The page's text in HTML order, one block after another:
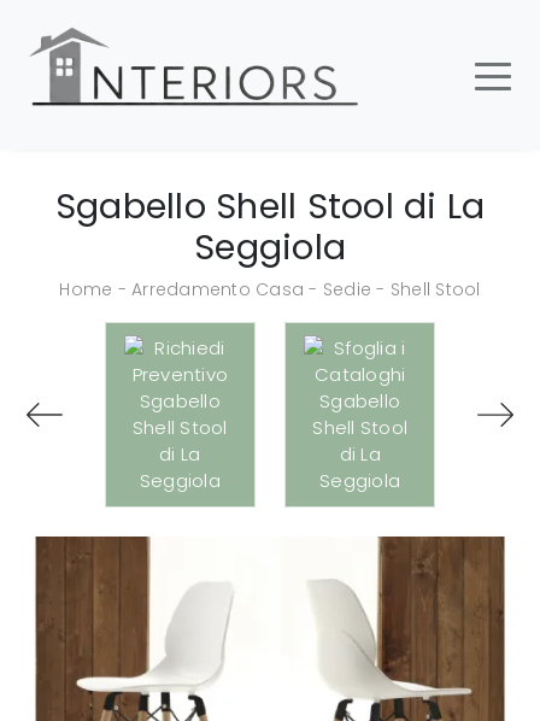
Sgabello Shell Stool di La
Seggiola
Home -Arredamento Casa - Sedie - Shell Stool